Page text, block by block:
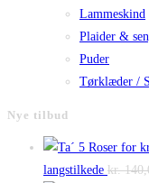
Lammeskind
Plaider &
Puder
Tørklæder /
Nye tilbud
langstilkede kr.